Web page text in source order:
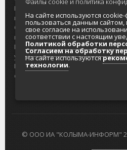
Реклама на
портале
Отзывы и
предложения
Интернет-
услуги
Разработка
сайтов
Главный
Колымы
Политика в
Согласие на
данных
© ООО ИА "КОЛЫМА-ИНФОРМ"
На сайте используются
пользоваться данным
свое согласие на
соответствии с настоящим
Политикой обработки
Согласием на обработку
На сайте используются
технологии.